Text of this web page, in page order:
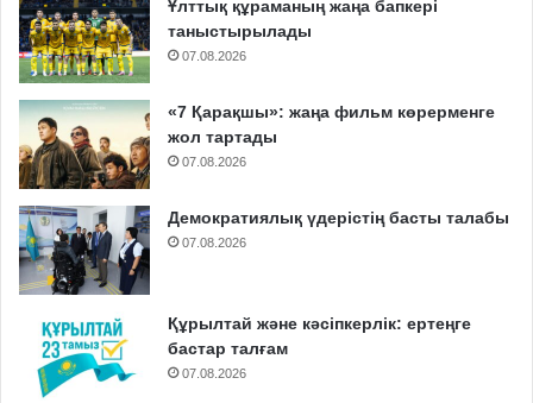
Ұлттық құраманың жаңа бапкері
таныстырылады
07.08.2026
«7 Қарақшы»: жаңа фильм көрерменге
жол тартады
07.08.2026
Демократиялық үдерістің басты талабы
07.08.2026
Құрылтай және кәсіпкерлік: ертеңге
бастар талғам
07.08.2026